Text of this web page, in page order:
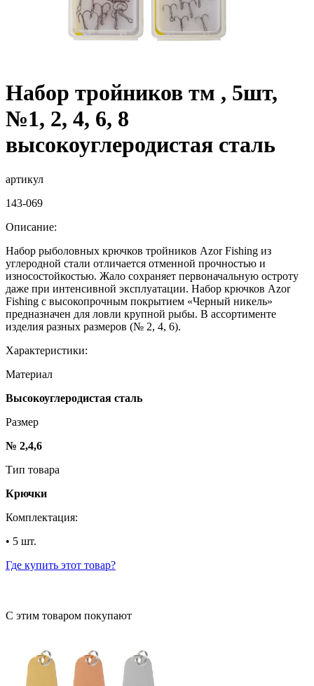
Набор тройников тм , 5шт,
№1, 2, 4, 6, 8
высокоуглеродистая сталь
артикул
143-069
Описание:
Набор рыболовных крючков тройников Azor Fishing из
углеродной стали отличается отменной прочностью и
износостойкостью. Жало сохраняет первоначальную остроту
даже при интенсивной эксплуатации. Набор крючков Azor
Fishing с высокопрочным покрытием «Черный никель»
предназначен для ловли крупной рыбы. В ассортименте
изделия разных размеров (№ 2, 4, 6).
Характеристики:
Материал
Высокоуглеродистая сталь
Размер
№ 2,4,6
Тип товара
Крючки
Комплектация:
• 5 шт.
Где купить этот товар?
С этим товаром покупают